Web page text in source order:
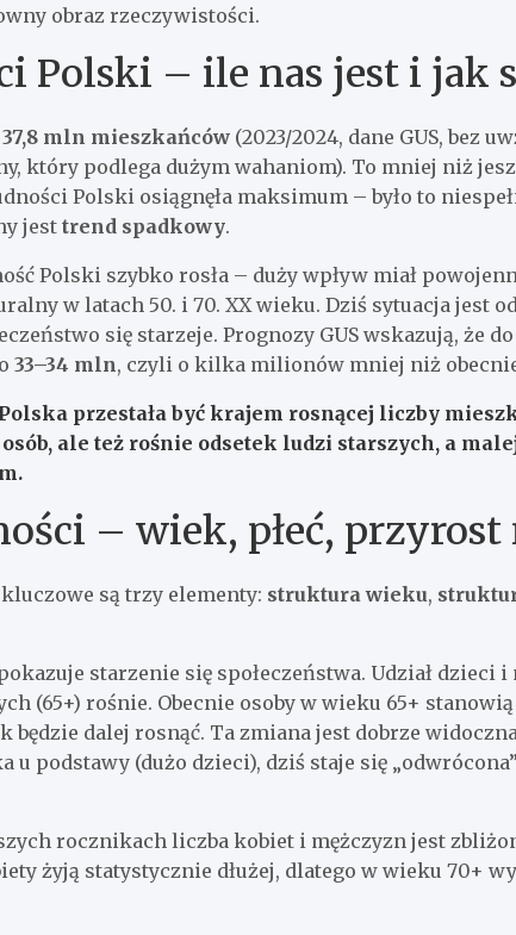
obraz rzeczywistości.
Polski – ile nas jest i jak
37,8 mln mieszkańców (2023/2024, dane GUS, bez
który podlega dużym wahaniom). To mniej niż
Polski osiągnęła maksimum – było to
jest trend spadkowy.
Polski szybko rosła – duży wpływ miał
w latach 50. i 70. XX wieku. Dziś sytuacja jest
się starzeje. Prognozy GUS wskazują, że
33–34 mln, czyli o kilka milionów mniej niż
Polska przestała być krajem rosnącej liczby
ale też rośnie odsetek ludzi starszych, a
– wiek, płeć,
są trzy elementy: struktura wieku,
starzenie się społeczeństwa. Udział dzieci i
(65+) rośnie. Obecnie osoby w wieku 65+
będzie dalej rosnąć. Ta zmiana jest dobrze
u podstawy (dużo dzieci), dziś staje się
rocznikach liczba kobiet i mężczyzn jest
żyją statystycznie dłużej, dlatego w wieku 70+